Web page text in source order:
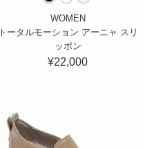
WOMEN
トータルモーション アーニャ スリ
ッポン
¥22,000